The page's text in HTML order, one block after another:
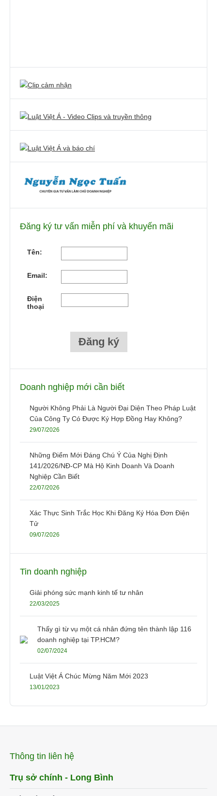
Đăng ký tư vấn miễn phí và khuyến mãi
Tên:
Email:
Điện
thoại
Doanh nghiệp mới cần biết
Người Không Phải Là Người Đại Diện Theo Pháp Luật
Của Công Ty Có Được Ký Hợp Đồng Hay Không?
29/07/2026
Những Điểm Mới Đáng Chú Ý Của Nghị Định
141/2026/NĐ-CP Mà Hộ Kinh Doanh Và Doanh
Nghiệp Cần Biết
22/07/2026
Xác Thực Sinh Trắc Học Khi Đăng Ký Hóa Đơn Điện
Tử
09/07/2026
Tin doanh nghiệp
Giải phóng sức mạnh kinh tế tư nhân
22/03/2025
Thấy gì từ vụ một cá nhân đứng tên thành lập 116
doanh nghiệp tại TP.HCM?
02/07/2024
Luật Việt Á Chúc Mừng Năm Mới 2023
13/01/2023
Thông tin liên hệ
Trụ sở chính - Long Bình